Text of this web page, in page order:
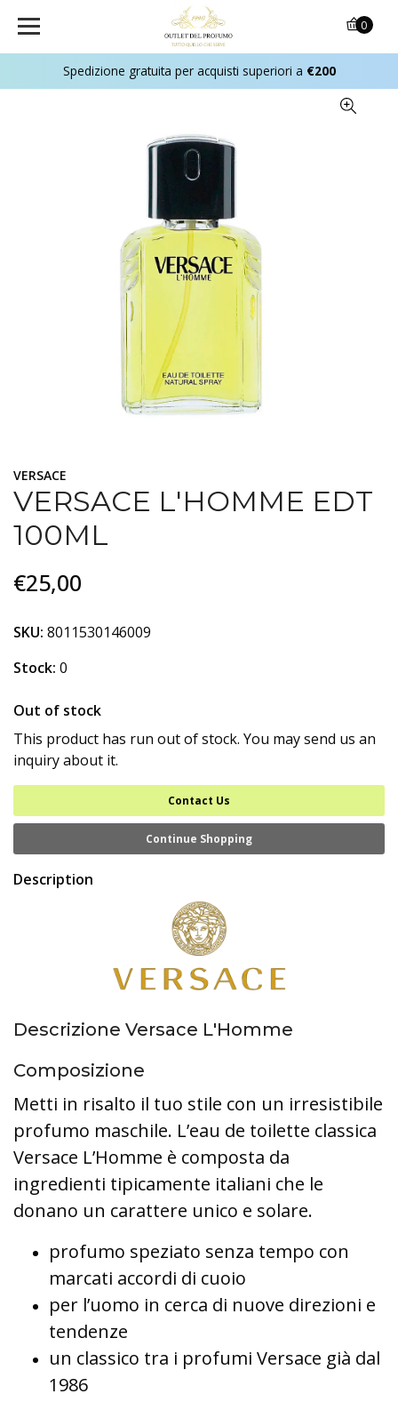
Spedizione gratuita per acquisti superiori a €200
0
VERSACE
VERSACE L'HOMME EDT
100ML
€25,00
SKU: 8011530146009
Stock: 0
Out of stock
This product has run out of stock. You may send us an
inquiry about it.
Contact Us
Continue Shopping
Description
Descrizione Versace L'Homme
Composizione
Metti in risalto il tuo stile con un irresistibile
profumo maschile. L’eau de toilette classica
Versace L’Homme è composta da
ingredienti tipicamente italiani che le
donano un carattere unico e solare.
profumo speziato senza tempo con
marcati accordi di cuoio
per l’uomo in cerca di nuove direzioni e
tendenze
un classico tra i profumi Versace già dal
1986